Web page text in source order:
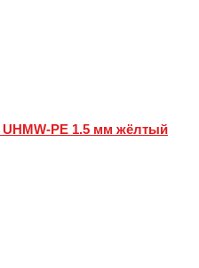
PE 1.5 мм жёлтый